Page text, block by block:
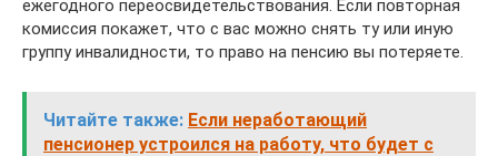
ежегодного переосвидетельствования. Если повторная
комиссия покажет, что с вас можно снять ту или иную
группу инвалидности, то право на пенсию вы потеряете.
Читайте также: Если неработающий
пенсионер устроился на работу, что будет с